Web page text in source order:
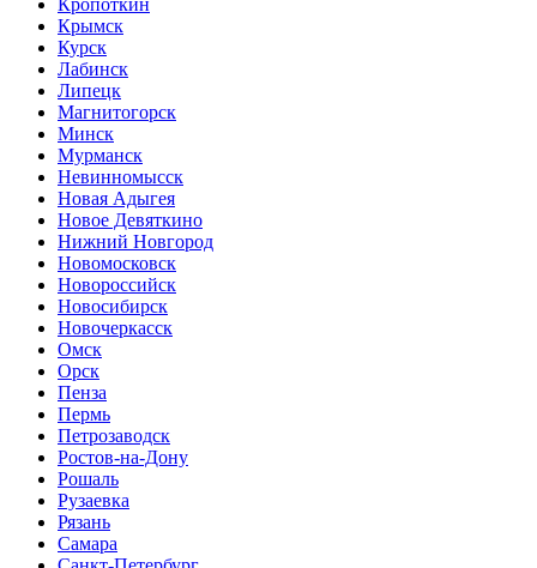
Кропоткин
Крымск
Курск
Лабинск
Липецк
Магнитогорск
Минск
Мурманск
Невинномысск
Новая Адыгея
Новое Девяткино
Нижний Новгород
Новомосковск
Новороссийск
Новосибирск
Новочеркасск
Омск
Орск
Пенза
Пермь
Петрозаводск
Ростов-на-Дону
Рошаль
Рузаевка
Рязань
Самара